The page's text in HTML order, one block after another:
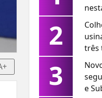
2
três
3
e